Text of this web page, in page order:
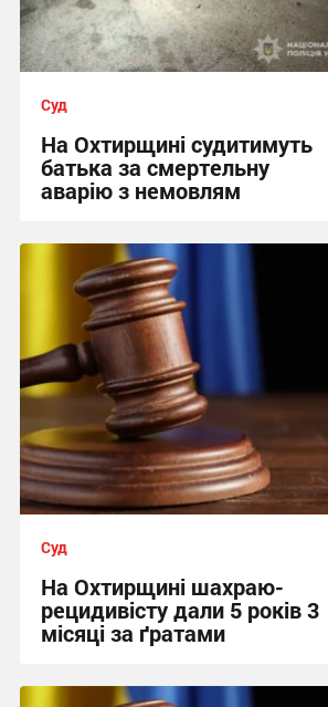
Суд
На Охтирщині судитимуть
батька за смертельну
аварію з немовлям
12:18, 31.07.2026
Суд
На Охтирщині шахраю-
рецидивісту дали 5 років 3
місяці за ґратами